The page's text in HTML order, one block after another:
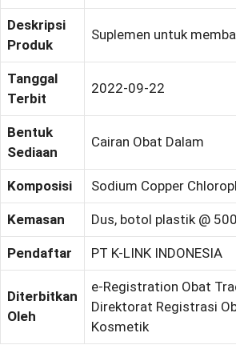
Deskripsi
Produk
Suplemen untuk
Tanggal
Terbit
2022-09-22
Bentuk
Sediaan
Cairan Obat Dalam
Komposisi Sodium Copper
Kemasan Dus, botol plastik @
Pendaftar PT K-LINK INDONESIA
Diterbitkan
Oleh
e-Registration Obat
Direktorat Registrasi
Kosmetik